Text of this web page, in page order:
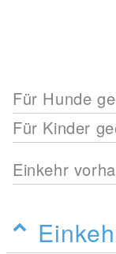
Für Hunde
Für Kinder
Einkehr